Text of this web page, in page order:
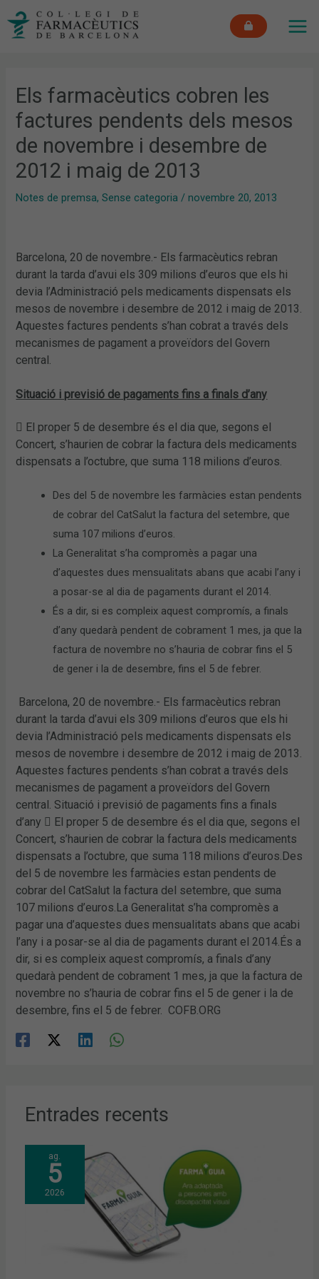
Els farmacèutics cobren les
factures pendents dels mesos
de novembre i desembre de
2012 i maig de 2013
Notes de premsa,Sense categoria /novembre 20, 2013
Barcelona, 20 de novembre.- Els farmacèutics rebran
durant la tarda d’avui els 309 milions d’euros que els hi
devia l’Administració pels medicaments dispensats els
mesos de novembre i desembre de 2012 i maig de 2013.
Aquestes factures pendents s’han cobrat a través dels
mecanismes de pagament a proveïdors del Govern
central.
Situació i previsió de pagaments fins a finals d’any
 El proper 5 de desembre és el dia que, segons el
Concert, s’haurien de cobrar la factura dels medicaments
dispensats a l’octubre, que suma 118 milions d’euros.
Des del 5 de novembre les farmàcies estan pendents
de cobrar del CatSalut la factura del setembre, que
suma 107 milions d’euros.
La Generalitat s’ha compromès a pagar una
d’aquestes dues mensualitats abans que acabi l’any i
a posar-se al dia de pagaments durant el 2014.
És a dir, si es compleix aquest compromís, a finals
d’any quedarà pendent de cobrament 1 mes, ja que la
factura de novembre no s’hauria de cobrar fins el 5
de gener i la de desembre, fins el 5 de febrer.
Barcelona, 20 de novembre.- Els farmacèutics rebran
durant la tarda d’avui els 309 milions d’euros que els hi
devia l’Administració pels medicaments dispensats els
mesos de novembre i desembre de 2012 i maig de 2013.
Aquestes factures pendents s’han cobrat a través dels
mecanismes de pagament a proveïdors del Govern
central. Situació i previsió de pagaments fins a finals
d’any  El proper 5 de desembre és el dia que, segons el
Concert, s’haurien de cobrar la factura dels medicaments
dispensats a l’octubre, que suma 118 milions d’euros.Des
del 5 de novembre les farmàcies estan pendents de
cobrar del CatSalut la factura del setembre, que suma
107 milions d’euros.La Generalitat s’ha compromès a
pagar una d’aquestes dues mensualitats abans que acabi
l’any i a posar-se al dia de pagaments durant el 2014.És a
dir, si es compleix aquest compromís, a finals d’any
quedarà pendent de cobrament 1 mes, ja que la factura de
novembre no s’hauria de cobrar fins el 5 de gener i la de
desembre, fins el 5 de febrer. COFB.ORG
Entrades recents
ag.
5
2026